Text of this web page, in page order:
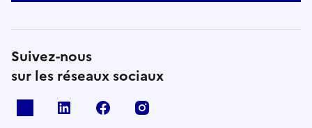
Suivez-nous
sur les réseaux sociaux
Linkedin Facebook